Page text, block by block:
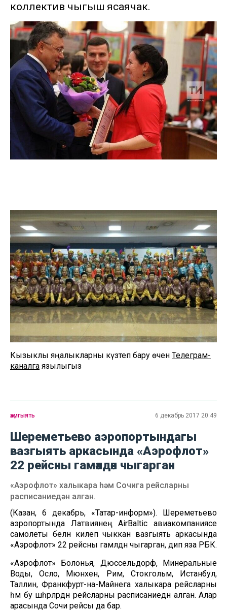
коллектив чыгыш ясаячак.
Кызыклы яңалыкларны күзәтеп бару өчен Телеграм-
каналга язылыгыз
җәмгыять 6 декабрь 2017 20:49
Шереметьево аэропортындагы
вазгыять аркасында «Аэрофлот»
22 рейсны гамәлдән чыгарган
«Аэрофлот» халыкара һәм Сочига рейсларны
расписаниедән алган.
(Казан, 6 декабрь, «Татар-информ»). Шереметьево
аэропортында Латвиянең AirBaltic авиакомпаниясе
самолеты белән килеп чыккан вазгыять аркасында
«Аэрофлот» 22 рейсны гамәлдән чыгарган, дип яза РБК.
«Аэрофлот» Болонья, Дюссельдорф, Минеральные
Воды, Осло, Мюнхен, Рим, Стокгольм, Истанбул,
Таллин, Франкфурт-на-Майнега халыкара рейсларны
һәм бу шәһәрләрдән рейсларны расписаниедән алган. Алар
арасында Сочи рейсы да бар.